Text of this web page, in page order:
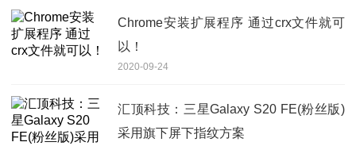
Chrome安装扩展程序 通过crx文件就可
以！
2020-09-24
汇顶科技：三星Galaxy S20 FE(粉丝版)
采用旗下屏下指纹方案